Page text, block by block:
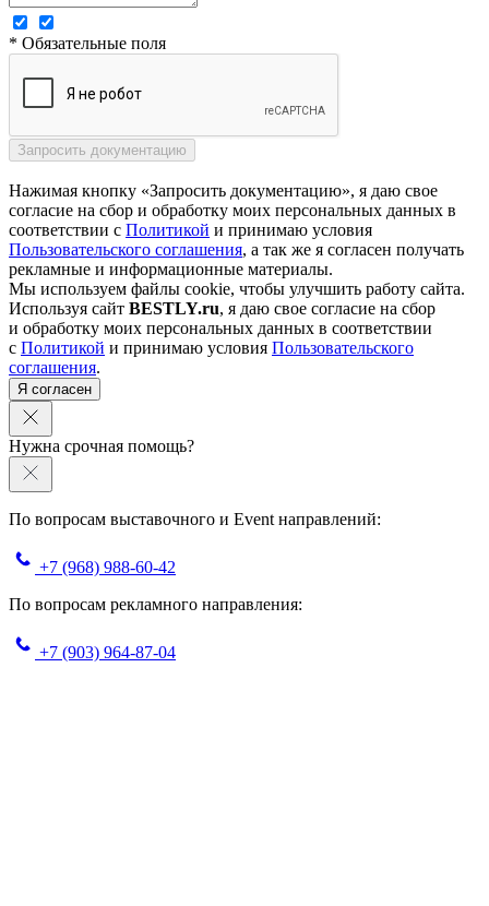
* Обязательные поля
Нажимая кнопку «Запросить документацию», я даю свое
согласие на сбор и обработку моих персональных данных в
соответствии с Политикой и принимаю условия
Пользовательского соглашения, а так же я согласен получать
рекламные и информационные материалы.
Мы используем файлы cookie, чтобы улучшить работу сайта.
Используя сайт BESTLY.ru, я даю свое согласие на сбор
и обработку моих персональных данных в соответствии
с Политикой и принимаю условия Пользовательского
соглашения.
Я согласен
Нужна срочная помощь?
По вопросам выставочного и Event направлений:
+7 (968) 988-60-42
По вопросам рекламного направления:
+7 (903) 964-87-04